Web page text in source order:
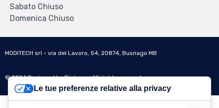
Sabato Chiuso
Domenica Chiuso
MODITECH srl - via del Lavoro, 54, 20874, Busnago MB
© 2024Designed by Digigoo - All right reserved
Le tue preferenze relative alla privacy